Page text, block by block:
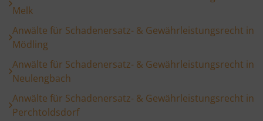
Melk
Anwälte für Schadenersatz- & Gewährleistungsrecht in
Mödling
Anwälte für Schadenersatz- & Gewährleistungsrecht in
Neulengbach
Anwälte für Schadenersatz- & Gewährleistungsrecht in
Perchtoldsdorf